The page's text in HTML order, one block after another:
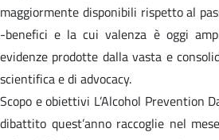
maggiormente disponibili rispetto al
-benefici e la cui valenza è oggi
evidenze prodotte dalla vasta e
scientifica e di advocacy.
Scopo e obiettivi L’Alcohol Prevention
dibattito quest’anno raccoglie nel